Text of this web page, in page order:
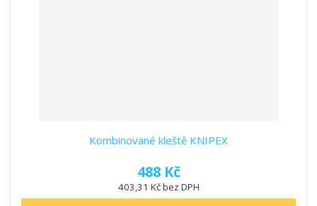
Kombinované kleště KNIPEX
488 Kč
403,31 Kč bez DPH